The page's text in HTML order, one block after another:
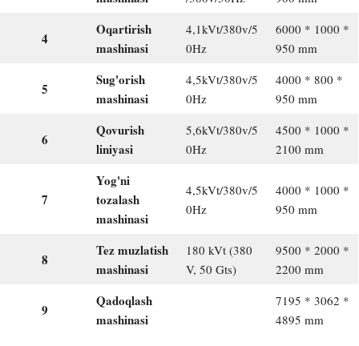
4
Oqartirish
mashinasi
4,1kVt/380v/5
0Hz
6000 * 1000 *
950 mm
5
Sug'orish
mashinasi
4,5kVt/380v/5
0Hz
4000 * 800 *
950 mm
6
Qovurish
liniyasi
5,6kVt/380v/5
0Hz
4500 * 1000 *
2100 mm
7
Yog'ni
tozalash
mashinasi
4,5kVt/380v/5
0Hz
4000 * 1000 *
950 mm
8
Tez muzlatish
mashinasi
180 kVt (380
V, 50 Gts)
9500 * 2000 *
2200 mm
9
Qadoqlash
mashinasi
7195 * 3062 *
4895 mm